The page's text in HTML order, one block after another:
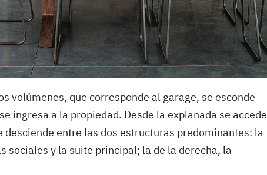
volúmenes, que corresponde al garage, se esconde
ingresa a la propiedad. Desde la explanada se accede
desciende entre las dos estructuras predominantes: la
sociales y la suite principal; la de la derecha, la